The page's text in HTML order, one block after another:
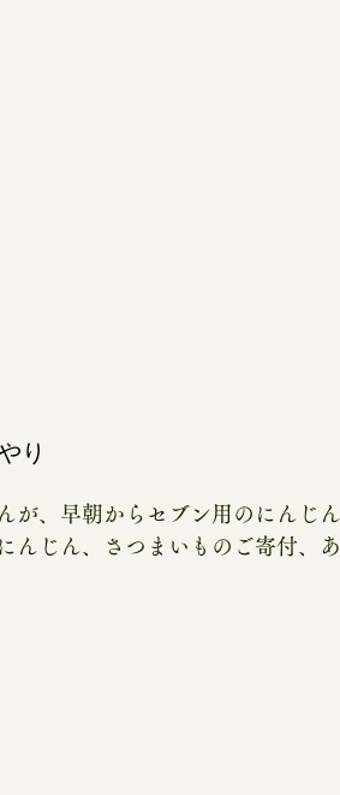
り
が、早朝からセブン用のにんじん
んじん、さつまいものご寄付、あ